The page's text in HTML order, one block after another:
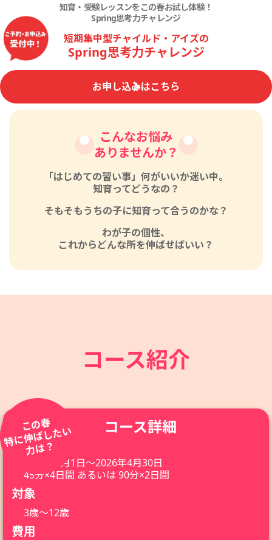
知育・受験レッスンをこの春お試し体験！
Spring思考力チャレンジ
短期集中型チャイルド・アイズの
Spring思考力チャレンジ
お申し込みはこちら
こんなお悩み
ありませんか？
「はじめての習い事」何がいいか迷い中。
知育ってどうなの？
そもそもうちの子に知育って合うのかな？
わが子の個性、
これからどんな所を伸ばせばいい？
コース紹介
この春
特に伸ばしたい
力は？
コース詳細
日程
2026年3月1日〜2026年4月30日
45分×4日間 あるいは 90分×2日間
対象
3歳〜12歳
費用